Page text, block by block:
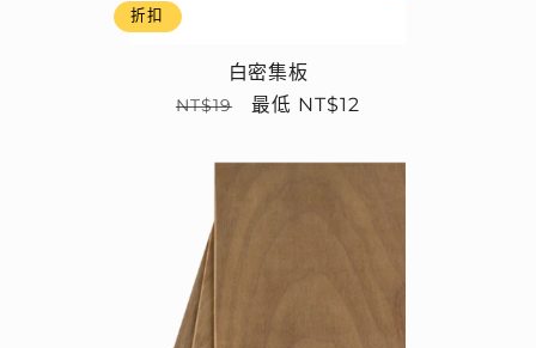
折扣
白密集板
定
NT$19
售
最低 NT$12